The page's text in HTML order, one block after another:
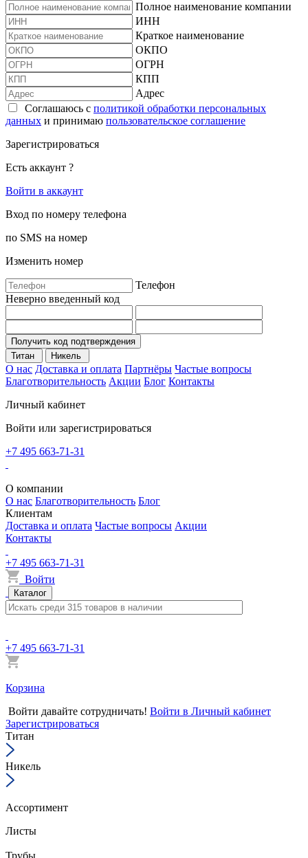
Полное наименование компании
ИНН
Краткое наименование
ОКПО
ОГРН
КПП
Адрес
Соглашаюсь с политикой обработки персональных
данных и принимаю пользовательское соглашение
Зарегистрироваться
Есть аккаунт ?
Войти в аккаунт
Вход по номеру телефона
по SMS на номер
Изменить номер
Телефон
Неверно введенный код
Получить код подтверждения
Титан
Никель
О нас Доставка и оплата Партнёры Частые вопросы
Благотворительность Акции Блог Контакты
Личный кабинет
Войти или зарегистрироваться
+7 495 663-71-31
О компании
О нас Благотворительность Блог
Клиентам
Доставка и оплата Частые вопросы Акции
Контакты
+7 495 663-71-31
Войти
Каталог
+7 495 663-71-31
Корзина
Войти давайте сотрудничать! Войти в Личный кабинет
Зарегистрироваться
Титан
Никель
Ассортимент
Листы
Трубы